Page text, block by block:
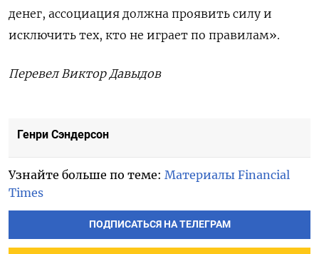
денег, ассоциация должна проявить силу и
исключить тех, кто не играет по правилам».
Перевел Виктор Давыдов
Генри Сэндерсон
Узнайте больше по теме: Материалы Financial
Times
ПОДПИСАТЬСЯ НА ТЕЛЕГРАМ